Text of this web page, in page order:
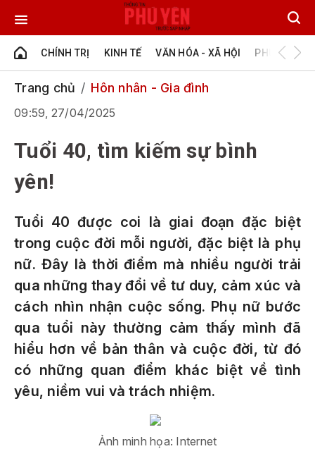
CHÍNH TRỊ KINH TẾ VĂN HÓA - XÃ HỘI PHÚ YÊN -
Trang chủ Hôn nhân - Gia đình
09:59, 27/04/2025
Tuổi 40, tìm kiếm sự bình
yên!
Tuổi 40 được coi là giai đoạn đặc biệt
trong cuộc đời mỗi người, đặc biệt là phụ
nữ. Đây là thời điểm mà nhiều người trải
qua những thay đổi về tư duy, cảm xúc và
cách nhìn nhận cuộc sống. Phụ nữ bước
qua tuổi này thường cảm thấy mình đã
hiểu hơn về bản thân và cuộc đời, từ đó
có những quan điểm khác biệt về tình
yêu, niềm vui và trách nhiệm.
Ảnh minh họa: Internet